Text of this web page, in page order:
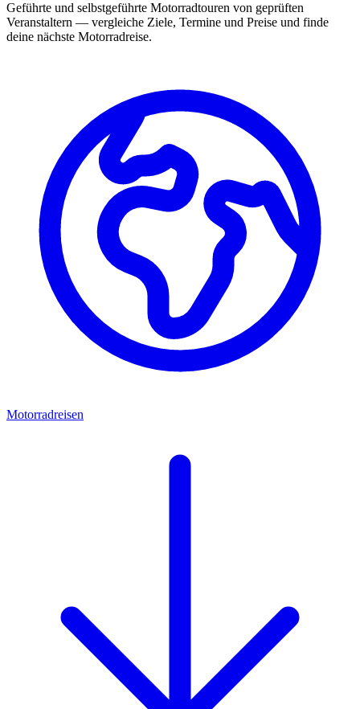
Geführte und selbstgeführte Motorradtouren von geprüften
Veranstaltern — vergleiche Ziele, Termine und Preise und finde
deine nächste Motorradreise.
Motorradreisen